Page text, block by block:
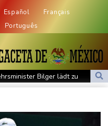
Español
Français
Português
Bilger lädt zu